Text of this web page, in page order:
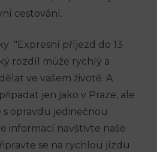
cestování.
"Expresní‍ příjezd do 13
rozdíl může ⁤rychlý a‍
ve⁤ vašem životě. A
jen jako v ‌Praze, ale
s opravdu jedinečnou
informací navštivte naše
se na rychlou ​jízdu‍